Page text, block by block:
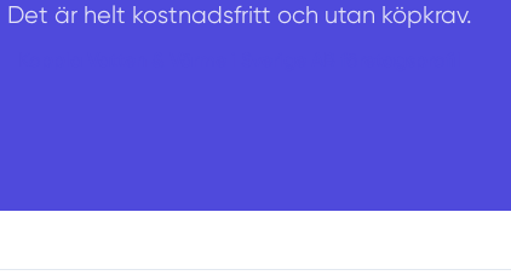
Det är helt kostnadsfritt och utan köpkrav.